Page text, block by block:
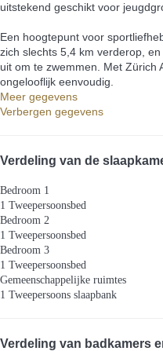
uitstekend geschikt voor
Een hoogtepunt voor
zich slechts 5,4 km verderop,
uit om te zwemmen. Met Zürich
ongelooflijk eenvoudig.
Meer gegevens
Verbergen gegevens
Verdeling van de
Bedroom 1
1 Tweepersoonsbed
Bedroom 2
1 Tweepersoonsbed
Bedroom 3
1 Tweepersoonsbed
Gemeenschappelijke ruimtes
1 Tweepersoons slaapbank
Verdeling van badkamers